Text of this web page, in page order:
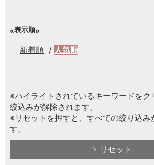
表示順
新着順 人気順
※ハイライトされているキーワードをク
絞込みが解除されます。
※リセットを押すと、すべての絞り込み
す。
リセット